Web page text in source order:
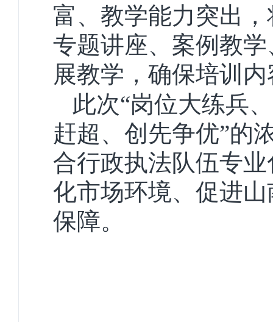
富、教学能力突出
专题讲座、案例教
展教学，确保培训
此次“岗位大练兵、
赶超、创先争优”的
合行政执法队伍专
化市场环境、促进
保障。